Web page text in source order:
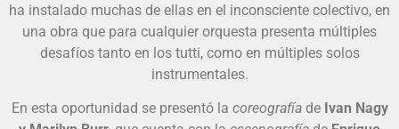
ha instalado muchas de ellas en el inconsciente colectivo, en
una obra que para cualquier orquesta presenta múltiples
desafíos tanto en los tutti, como en múltiples solos
instrumentales.
En esta oportunidad se presentó la coreografíade Ivan Nagy